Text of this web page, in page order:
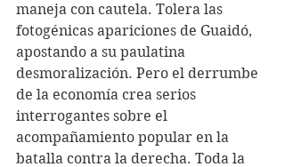
maneja con cautela. Tolera las
fotogénicas apariciones de Guaidó,
apostando a su paulatina
desmoralización. Pero el derrumbe
de la economía crea serios
interrogantes sobre el
acompañamiento popular en la
batalla contra la derecha. Toda la